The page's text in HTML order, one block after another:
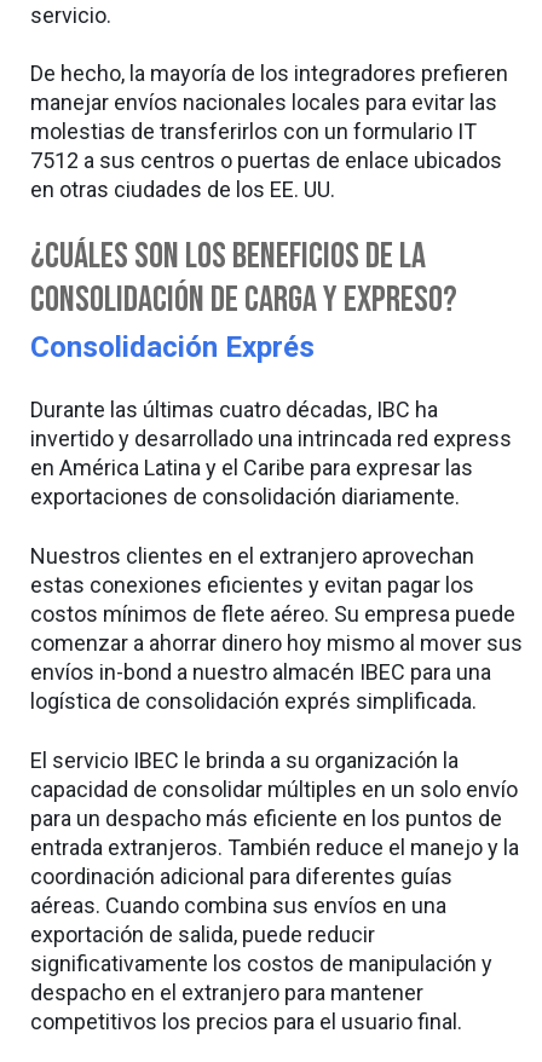
servicio.
De hecho, la mayoría de los integradores prefieren
manejar envíos nacionales locales para evitar las
molestias de transferirlos con un formulario IT
7512 a sus centros o puertas de enlace ubicados
en otras ciudades de los EE. UU.
¿Cuáles son los beneficios de la
consolidación de carga y expreso?
Consolidación Exprés
Durante las últimas cuatro décadas, IBC ha
invertido y desarrollado una intrincada red express
en América Latina y el Caribe para expresar las
exportaciones de consolidación diariamente.
Nuestros clientes en el extranjero aprovechan
estas conexiones eficientes y evitan pagar los
costos mínimos de flete aéreo. Su empresa puede
comenzar a ahorrar dinero hoy mismo al mover sus
envíos in-bond a nuestro almacén IBEC para una
logística de consolidación exprés simplificada.
El servicio IBEC le brinda a su organización la
capacidad de consolidar múltiples en un solo envío
para un despacho más eficiente en los puntos de
entrada extranjeros. También reduce el manejo y la
coordinación adicional para diferentes guías
aéreas. Cuando combina sus envíos en una
exportación de salida, puede reducir
significativamente los costos de manipulación y
despacho en el extranjero para mantener
competitivos los precios para el usuario final.